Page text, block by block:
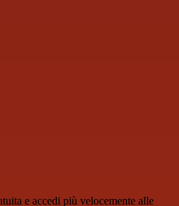
e accedi più velocemente alle